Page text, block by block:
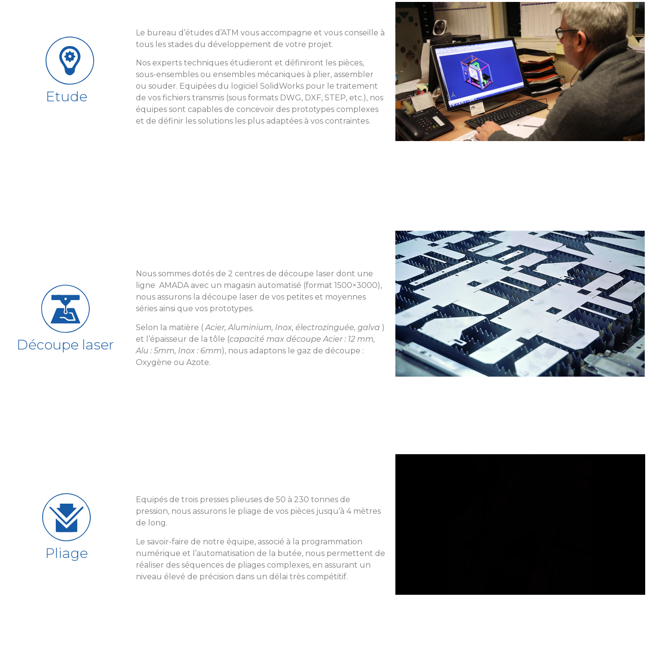
Etude
Le bureau d’études d’ATM vous accompagne et vous conseille à
tous les stades du développement de votre projet.
Nos experts techniques étudieront et définiront les pièces,
sous-ensembles ou ensembles mécaniques à plier, assembler
ou souder. Equipées du logiciel SolidWorks pour le traitement
de vos fichiers transmis (sous formats DWG, DXF, STEP, etc.), nos
équipes sont capables de concevoir des prototypes complexes
et de définir les solutions les plus adaptées à vos contraintes.
Découpe laser
Nous sommes dotés de 2 centres de découpe laser dont une
ligne AMADA avec un magasin automatisé (format 1500×3000),
nous assurons la découpe laser de vos petites et moyennes
séries ainsi que vos prototypes.
Selon la matière ( Acier, Aluminium, Inox, électrozinguée, galva )
et l’épaisseur de la tôle (capacité max découpe Acier : 12 mm,
Alu : 5mm, Inox : 6mm), nous adaptons le gaz de découpe :
Oxygène ou Azote.
Pliage
Equipés de trois presses plieuses de 50 à 230 tonnes de
pression, nous assurons le pliage de vos pièces jusqu’à 4 mètres
de long.
Le savoir-faire de notre équipe, associé à la programmation
numérique et l’automatisation de la butée, nous permettent de
réaliser des séquences de pliages complexes, en assurant un
niveau élevé de précision dans un délai très compétitif.